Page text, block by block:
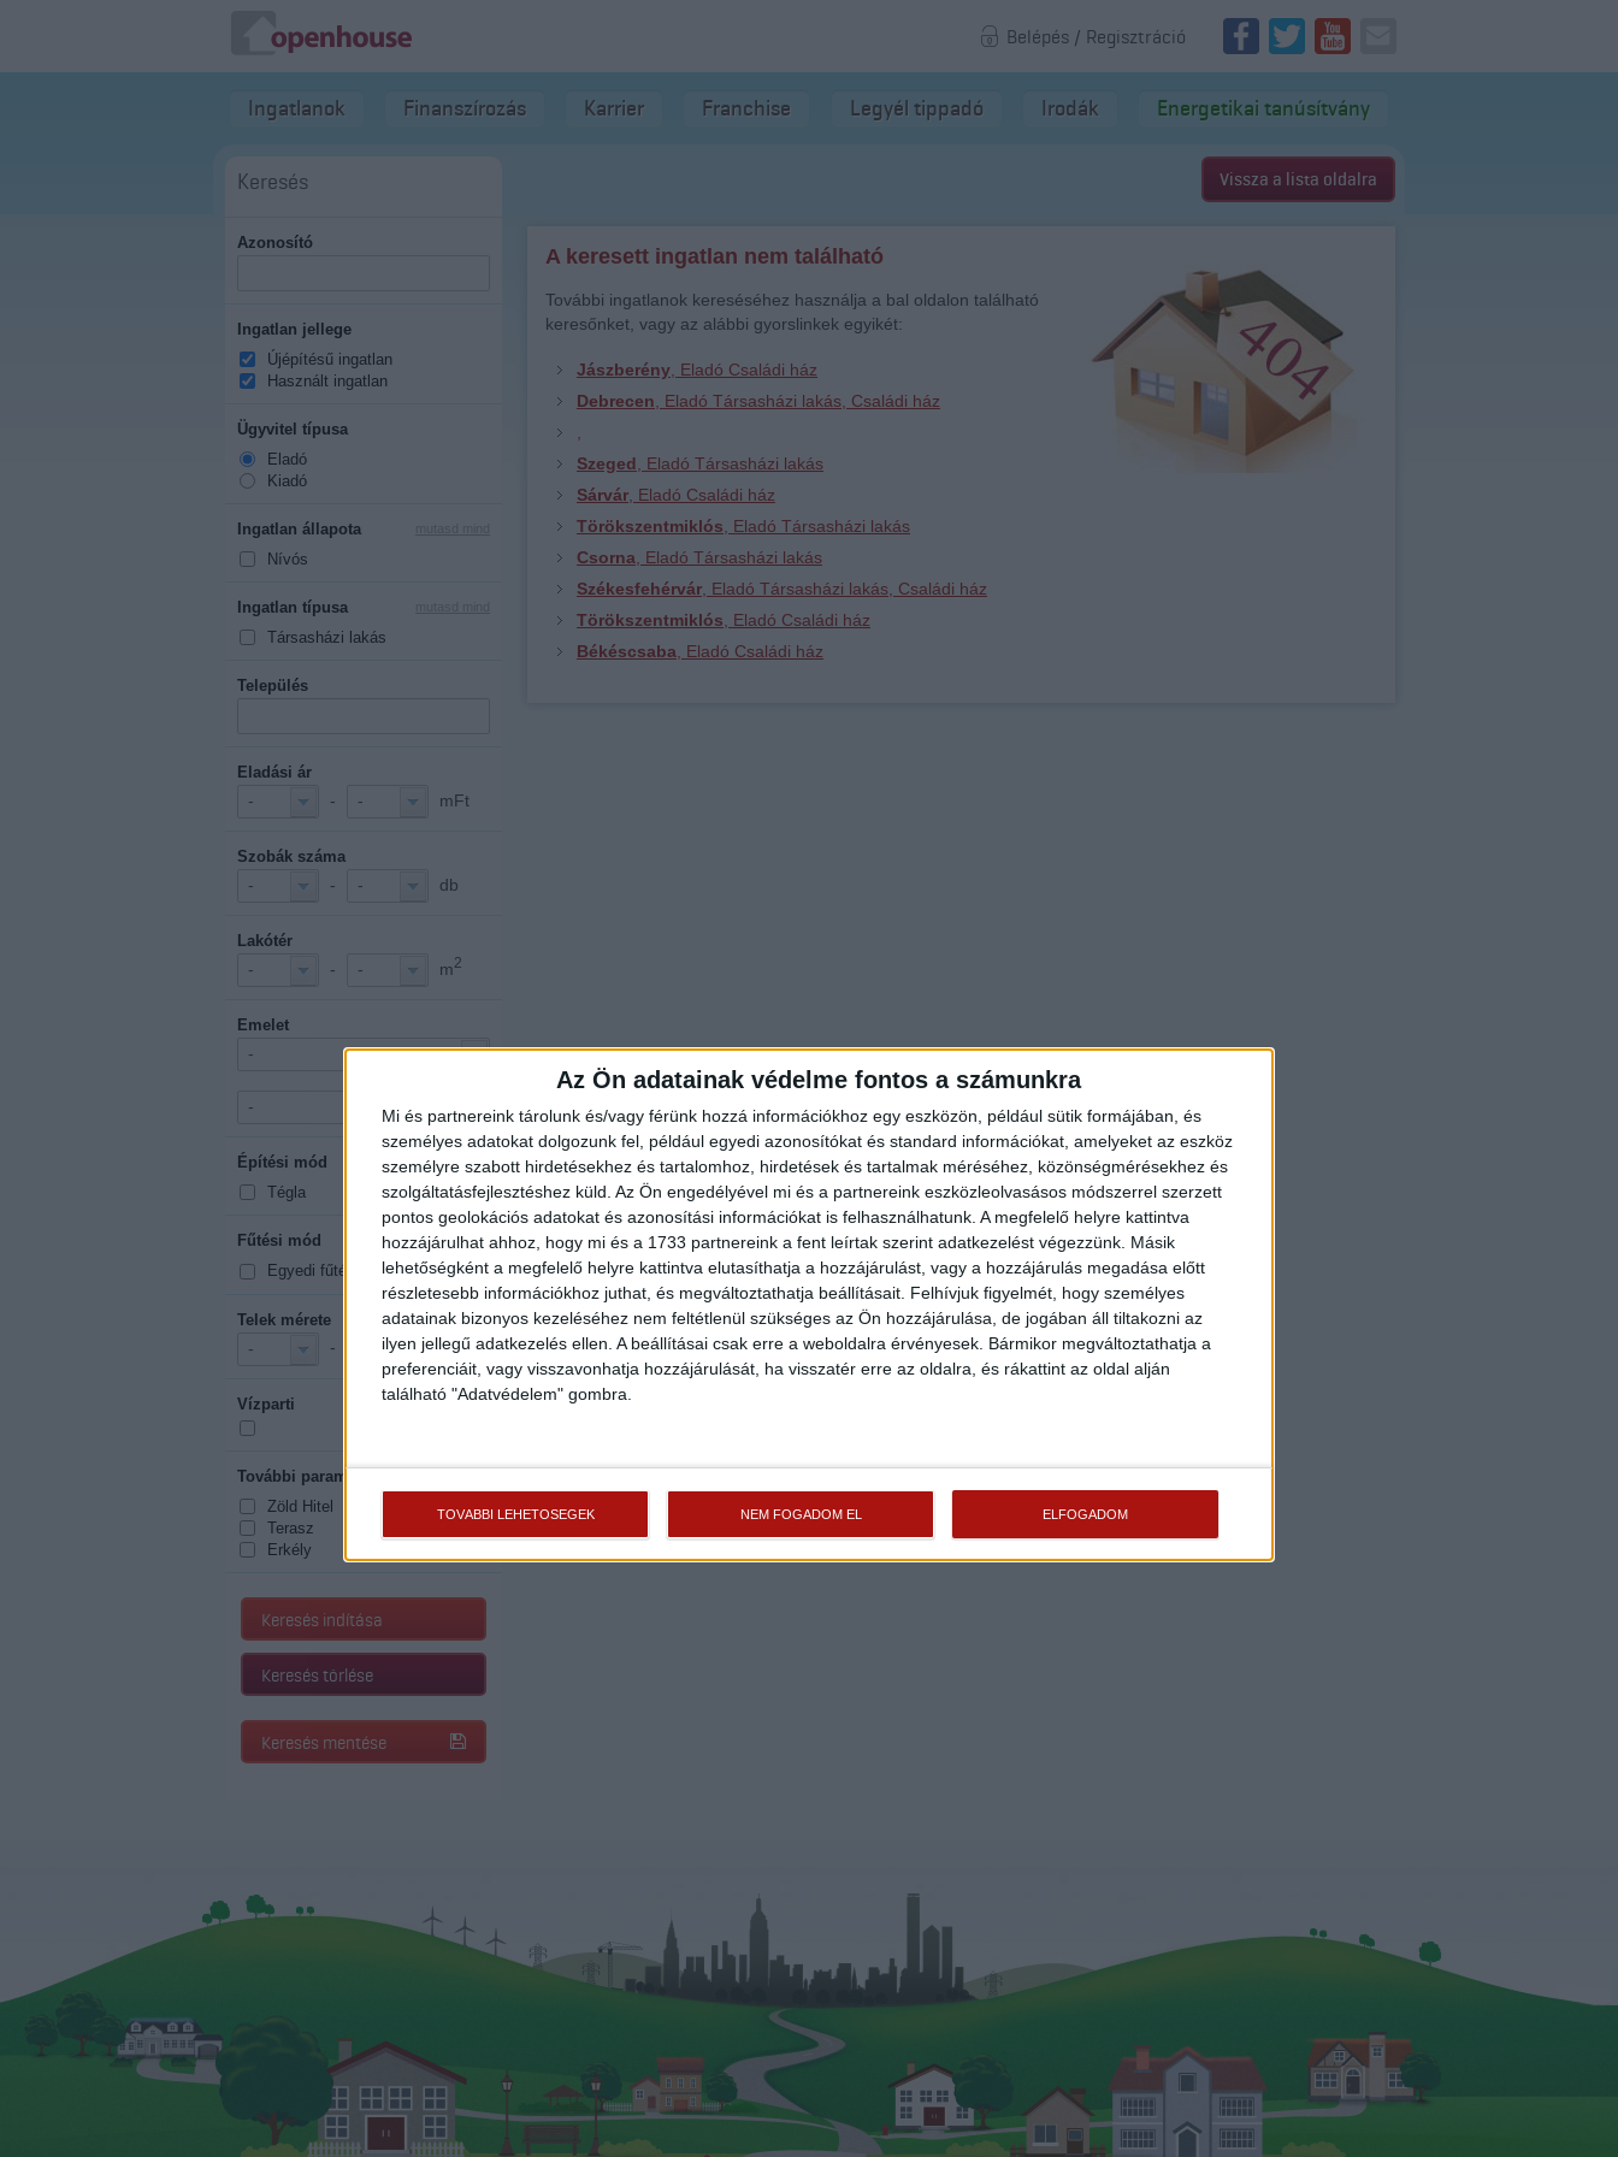
Az Ön adatainak védelme fontos a számunkra
Mi és partnereink tárolunk és/vagy férünk hozzá információkhoz egy eszközön, például sütik formájában, és
személyes adatokat dolgozunk fel, például egyedi azonosítókat és standard információkat, amelyeket az eszköz
személyre szabott hirdetésekhez és tartalomhoz, hirdetések és tartalmak méréséhez, közönségmérésekhez és
szolgáltatásfejlesztéshez küld. Az Ön engedélyével mi és a partnereink eszközleolvasásos módszerrel szerzett
pontos geolokációs adatokat és azonosítási információkat is felhasználhatunk. A megfelelő helyre kattintva
hozzájárulhat ahhoz, hogy mi és a 1733 partnereink a fent leírtak szerint adatkezelést végezzünk. Másik
lehetőségként a megfelelő helyre kattintva elutasíthatja a hozzájárulást, vagy a hozzájárulás megadása előtt
részletesebb információkhoz juthat, és megváltoztathatja beállításait. Felhívjuk figyelmét, hogy személyes
adatainak bizonyos kezeléséhez nem feltétlenül szükséges az Ön hozzájárulása, de jogában áll tiltakozni az
ilyen jellegű adatkezelés ellen. A beállításai csak erre a weboldalra érvényesek. Bármikor megváltoztathatja a
preferenciáit, vagy visszavonhatja hozzájárulását, ha visszatér erre az oldalra, és rákattint az oldal alján
található "Adatvédelem" gombra.
TOVÁBBI LEHETŐSÉGEK NEM FOGADOM EL ELFOGADOM
Belépés / Regisztráció
Ingatlanok Finanszírozás Karrier Franchise Legyél tippadó Irodák Energetikai tanúsítvány
Keresés
Azonosító
Ingatlan jellege
Újépítésű ingatlan
Használt ingatlan
Ügyvitel típusa
Eladó
Kiadó
Ingatlan állapota
Nívós
Ingatlan típusa
Társasházi lakás
Település
Eladási ár
- - - mFt
Szobák száma
- - - db
Lakótér
- - - m2
Emelet
-
-
Építési mód mutasd mind
Tégla
Fűtési mód mutasd mind
Egyedi fűtés
Telek mérete
- - m2
Vízparti
További paraméterek
Zöld Hitel
Terasz
Erkély
Keresés indítása
Keresés törlése
Keresés mentése
Vissza a lista oldalra
A keresett ingatlan nem található
További ingatlanok kereséséhez használja a bal oldalon található
keresőnket, vagy az alábbi gyorslinkek egyikét:
Jászberény , Eladó Családi ház
Debrecen , Eladó Társasházi lakás, Családi ház
Szeged , Eladó Társasházi lakás
Sárvár , Eladó Családi ház
Törökszentmiklós , Eladó Társasházi lakás
Csorna , Eladó Társasházi lakás
Székesfehérvár , Eladó Társasházi lakás, Családi ház
Törökszentmiklós , Eladó Családi ház
Békéscsaba , Eladó Családi ház